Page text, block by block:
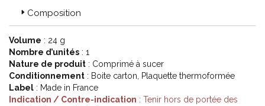
Composition
Volume : 24 g
Nombre d’unités : 1
Nature de produit : Comprimé à sucer
Conditionnement : Boite carton, Plaquette thermoformée
Label : Made in France
Indication / Contre-indication : Tenir hors de portée des